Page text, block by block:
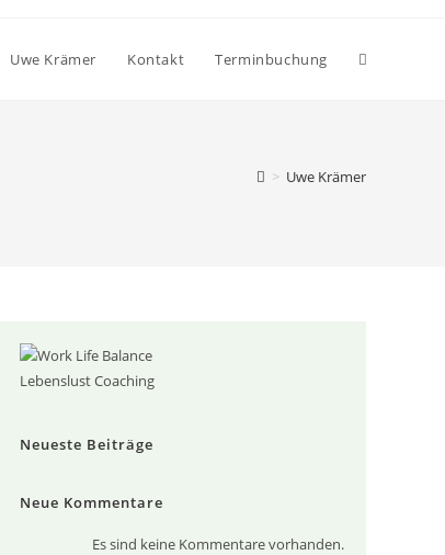
Uwe Krämer Kontakt Terminbuchung
> Uwe Krämer
Lebenslust Coaching
Neueste Beiträge
Neue Kommentare
Es sind keine Kommentare vorhanden.